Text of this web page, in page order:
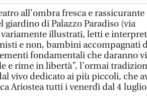
all’ombra fresca e rassicurante
di Palazzo Paradiso (via
illustrati, letti e
e non, bambini accompagnati
fondamentali che daranno
e rime in libertà”, l’ormai
vivo dedicato ai più piccoli, che
Ariostea tutti i venerdì dal 4 luglio